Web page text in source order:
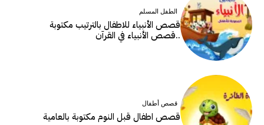
الطفل المسلم
قصص الأنبياء للاطفال بالترتيب مكتوبة
..قصص الأنبياء في القرآن
قصص أطفال
قصص اطفال قبل النوم مكتوبة بالعامية